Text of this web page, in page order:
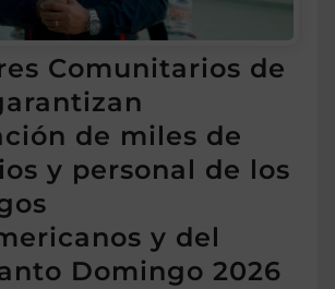
Comunitarios de
de miles de
y personal de los
y del
Domingo 2026